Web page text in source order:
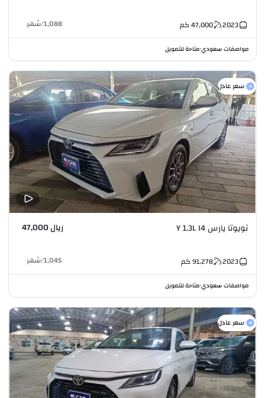
2023
47,000كم 1,088
/شهر
مواصفات سعودي•متاحة للتمويل
سعر عادل
تويوتا يارس Y 1.3L I4 ريال 47,000
2023
91,278كم 1,045
/شهر
مواصفات سعودي•متاحة للتمويل
سعر عادل